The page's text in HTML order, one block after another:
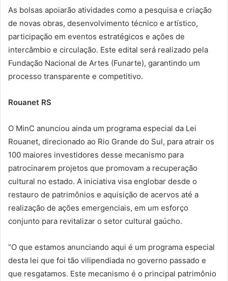
As bolsas apoiarão atividades como a pesquisa e criação
de novas obras, desenvolvimento técnico e artístico,
participação em eventos estratégicos e ações de
intercâmbio e circulação. Este edital será realizado pela
Fundação Nacional de Artes (Funarte), garantindo um
processo transparente e competitivo.
Rouanet RS
O MinC anunciou ainda um programa especial da Lei
Rouanet, direcionado ao Rio Grande do Sul, para atrair os
100 maiores investidores desse mecanismo para
patrocinarem projetos que promovam a recuperação
cultural no estado. A iniciativa visa englobar desde o
restauro de patrimônios e aquisição de acervos até a
realização de ações emergenciais, em um esforço
conjunto para revitalizar o setor cultural gaúcho.
“O que estamos anunciando aqui é um programa especial
desta lei que foi tão vilipendiada no governo passado e
que resgatamos. Este mecanismo é o principal patrimônio